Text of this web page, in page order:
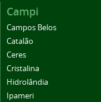
Campi
Campos Belos
Catalão
Ceres
Cristalina
Hidrolândia
Ipameri